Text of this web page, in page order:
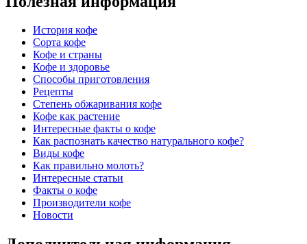
История кофе
Сорта кофе
Кофе и страны
Кофе и здоровье
Способы приготовления
Рецепты
Степень обжаривания кофе
Кофе как растение
Интересные факты о кофе
Как распознать качество натурального кофе?
Виды кофе
Как правильно молоть?
Интересные статьи
Факты о кофе
Производители кофе
Новости